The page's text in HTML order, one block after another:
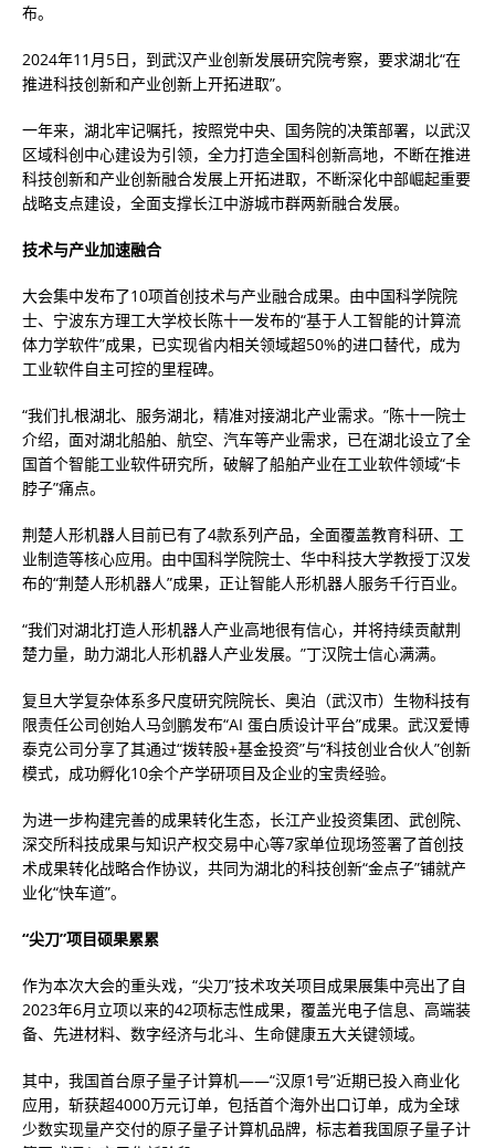
布。
2024年11月5日，到武汉产业创新发展研究院考察，要求湖北“在
推进科技创新和产业创新上开拓进取”。
一年来，湖北牢记嘱托，按照党中央、国务院的决策部署，以武汉
区域科创中心建设为引领，全力打造全国科创新高地，不断在推进
科技创新和产业创新融合发展上开拓进取，不断深化中部崛起重要
战略支点建设，全面支撑长江中游城市群两新融合发展。
技术与产业加速融合
大会集中发布了10项首创技术与产业融合成果。由中国科学院院
士、宁波东方理工大学校长陈十一发布的“基于人工智能的计算流
体力学软件”成果，已实现省内相关领域超50%的进口替代，成为
工业软件自主可控的里程碑。
“我们扎根湖北、服务湖北，精准对接湖北产业需求。”陈十一院士
介绍，面对湖北船舶、航空、汽车等产业需求，已在湖北设立了全
国首个智能工业软件研究所，破解了船舶产业在工业软件领域“卡
脖子”痛点。
荆楚人形机器人目前已有了4款系列产品，全面覆盖教育科研、工
业制造等核心应用。由中国科学院院士、华中科技大学教授丁汉发
布的“荆楚人形机器人”成果，正让智能人形机器人服务千行百业。
“我们对湖北打造人形机器人产业高地很有信心，并将持续贡献荆
楚力量，助力湖北人形机器人产业发展。”丁汉院士信心满满。
复旦大学复杂体系多尺度研究院院长、奥泊（武汉市）生物科技有
限责任公司创始人马剑鹏发布“AI 蛋白质设计平台”成果。武汉爱博
泰克公司分享了其通过“拨转股+基金投资”与“科技创业合伙人”创新
模式，成功孵化10余个产学研项目及企业的宝贵经验。
为进一步构建完善的成果转化生态，长江产业投资集团、武创院、
深交所科技成果与知识产权交易中心等7家单位现场签署了首创技
术成果转化战略合作协议，共同为湖北的科技创新“金点子”铺就产
业化“快车道”。
“尖刀”项目硕果累累
作为本次大会的重头戏，“尖刀”技术攻关项目成果展集中亮出了自
2023年6月立项以来的42项标志性成果，覆盖光电子信息、高端装
备、先进材料、数字经济与北斗、生命健康五大关键领域。
其中，我国首台原子量子计算机——“汉原1号”近期已投入商业化
应用，斩获超4000万元订单，包括首个海外出口订单，成为全球
少数实现量产交付的原子量子计算机品牌，标志着我国原子量子计